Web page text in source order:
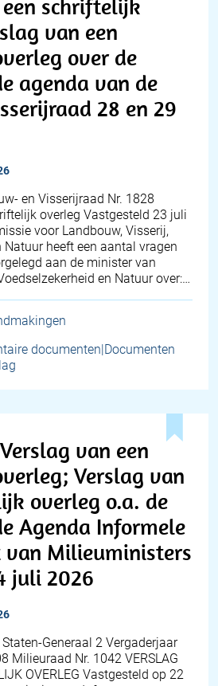
schriftelijk
van een
over de
agenda van de
28 en 29
en Visserijraad Nr. 1828
overleg Vastgesteld 23 juli
voor Landbouw, Visserij,
Natuur heeft een aantal vragen
aan de minister van
en Natuur over:…
documenten|Documenten
van een
Verslag van
overleg o.a. de
Agenda Informele
van Milieuministers
juli 2026
Generaal 2 Vergaderjaar
Milieuraad Nr. 1042 VERSLAG
OVERLEG Vastgesteld op 22